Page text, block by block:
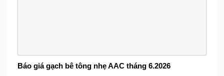
Báo giá gạch bê tông nhẹ AAC tháng 6.2026